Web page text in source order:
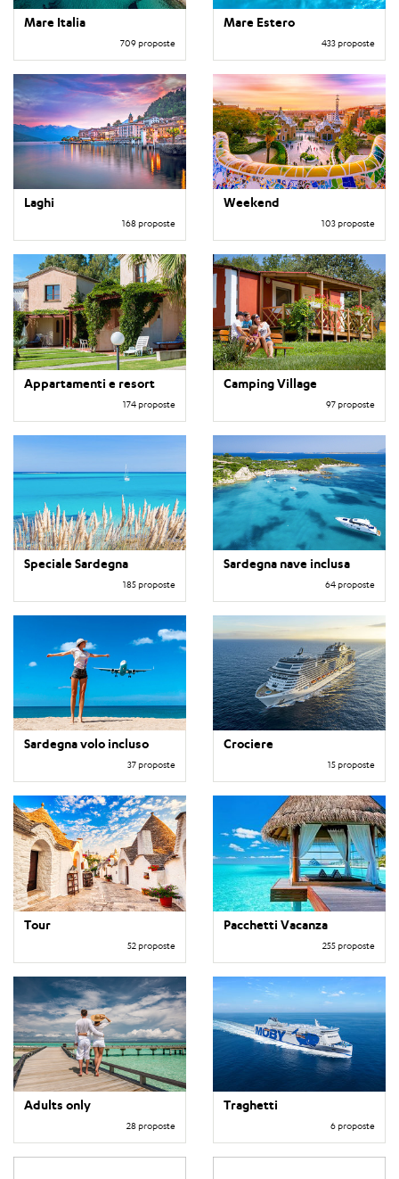
Mare Italia
709 proposte
Mare Estero
433 proposte
Laghi
168 proposte
Weekend
103 proposte
Appartamenti e resort
174 proposte
Camping Village
97 proposte
Speciale Sardegna
185 proposte
Sardegna nave inclusa
64 proposte
Sardegna volo incluso
37 proposte
Crociere
15 proposte
Tour
52 proposte
Pacchetti Vacanza
255 proposte
Adults only
28 proposte
Traghetti
6 proposte